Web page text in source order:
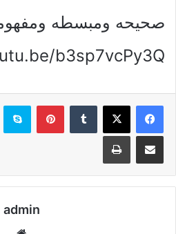
صحيحه ومبسطه
b3sp7vcPy3Q
بينتيريست
مشاركة عبر البريد طباعة
admin